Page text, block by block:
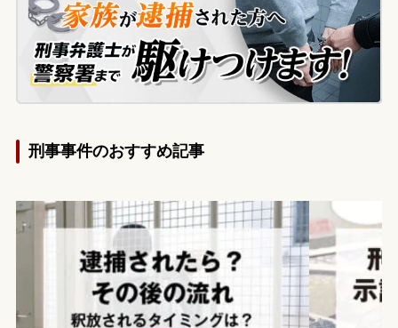
刑事事件のおすすめ記事